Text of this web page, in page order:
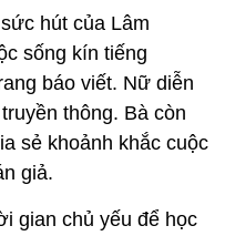
hút của Lâm
sống kín tiếng
báo viết. Nữ diễn
thông. Bà còn
sẻ khoảnh khắc cuộc
giả.
gian chủ yếu để học